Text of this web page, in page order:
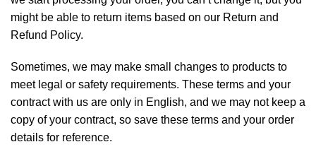
might be able to return items based on our Return and
Refund Policy.
Sometimes, we may make small changes to products to
meet legal or safety requirements. These terms and your
contract with us are only in English, and we may not keep a
copy of your contract, so save these terms and your order
details for reference.